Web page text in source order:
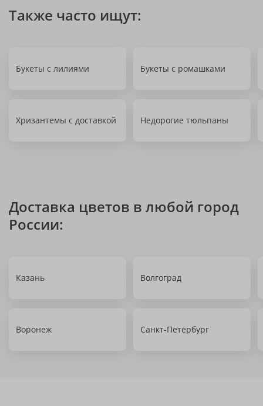
Также часто ищут:
Букеты с лилиями Букеты с ромашками
Хризантемы с доставкой Недорогие тюльпаны
Доставка цветов в любой город
России:
Казань Волгоград
Воронеж Санкт-Петербург